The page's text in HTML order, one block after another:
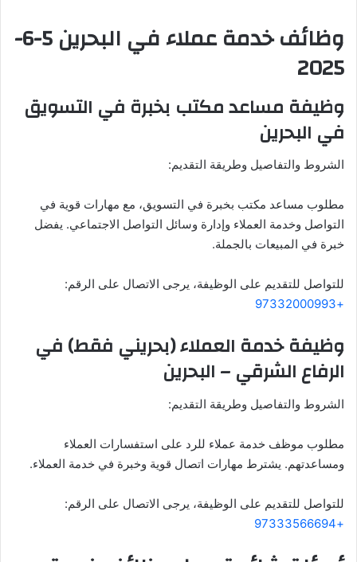
وظائف خدمة عملاء في البحرين 5-6-
2025
وظيفة مساعد مكتب بخبرة في التسويق
في البحرين
الشروط والتفاصيل وطريقة التقديم:
مطلوب مساعد مكتب بخبرة في التسويق، مع مهارات قوية في
التواصل وخدمة العملاء وإدارة وسائل التواصل الاجتماعي. يفضل
خبرة في المبيعات بالجملة.
للتواصل للتقديم على الوظيفة، يرجى الاتصال على الرقم:
+97332000993
وظيفة خدمة العملاء (بحريني فقط) في
الرفاع الشرقي – البحرين
الشروط والتفاصيل وطريقة التقديم:
مطلوب موظف خدمة عملاء للرد على استفسارات العملاء
ومساعدتهم. يشترط مهارات اتصال قوية وخبرة في خدمة العملاء.
للتواصل للتقديم على الوظيفة، يرجى الاتصال على الرقم:
+97333566694